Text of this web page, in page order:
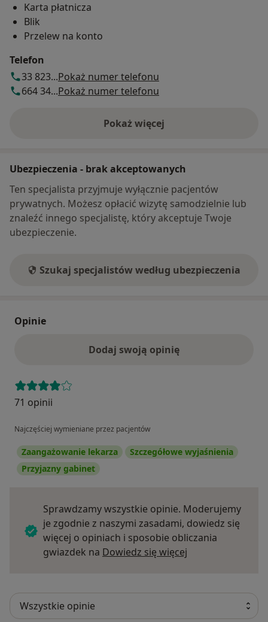
Karta płatnicza
Blik
Przelew na konto
Telefon
33 823...Pokaż numer telefonu
664 34...Pokaż numer telefonu
Pokaż więcej
o adresie
Ubezpieczenia - brak akceptowanych
Ten specjalista przyjmuje wyłącznie pacjentów
prywatnych. Możesz opłacić wizytę samodzielnie lub
znaleźć innego specjalistę, który akceptuje Twoje
ubezpieczenie.
Szukaj specjalistów według ubezpieczenia
Opinie
Dodaj swoją opinię
71 opinii
Najczęściej wymieniane przez pacjentów
Zaangażowanie lekarza
Szczegółowe wyjaśnienia
Przyjazny gabinet
Sprawdzamy wszystkie opinie. Moderujemy
je zgodnie z naszymi zasadami, dowiedz się
więcej o opiniach i sposobie obliczania
gwiazdek na Dowiedz się więcej